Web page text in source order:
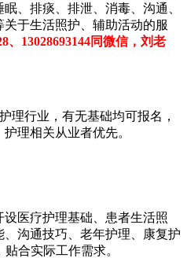
、排痰、排泄、消毒、沟通、
于生活照护、辅助活动的服
、13028693144同微信，刘老
理行业，有无基础均可报名，
理相关从业者优先。
医疗护理基础、患者生活照
沟通技巧、老年护理、康复护
合实际工作需求。